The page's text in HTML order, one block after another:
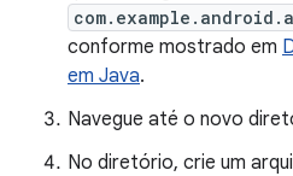
conforme mostrado em
em Java.
Navegue até o novo
No diretório, crie um